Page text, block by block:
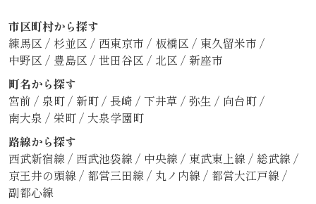
市区町村から探す
練馬区 / 杉並区 / 西東京市 / 板橋区 / 東久留米市 /
中野区 / 豊島区 / 世田谷区 / 北区 / 新座市
町名から探す
宮前 / 泉町 / 新町 / 長崎 / 下井草 / 弥生 / 向台町 /
南大泉 / 栄町 / 大泉学園町
路線から探す
西武新宿線 / 西武池袋線 / 中央線 / 東武東上線 / 総武線 /
京王井の頭線 / 都営三田線 / 丸ノ内線 / 都営大江戸線 /
副都心線